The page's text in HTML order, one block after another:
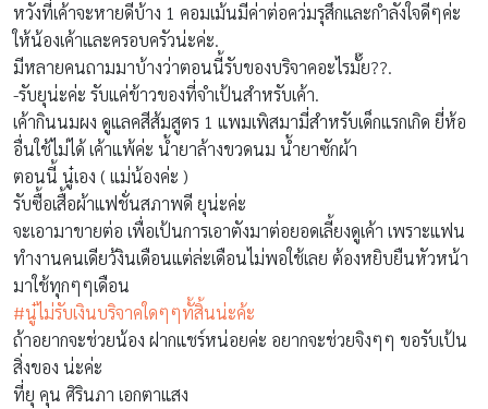
หวังที่เค้าจะหายดีบ้าง 1 คอมเม้นมีค่าต่อคว่มรุสึกและกำลังใจดีๆค่ะ
ให้น้องเค้าและครอบครัวน่ะค่ะ.
มีหลายคนถามมาบ้างว่าตอนนี้รับของบริจาคอะไรมั๊ย??.
-รับยุน่ะค่ะ รับแค่ข้าวของที่จำเป้นสำหรับเค้า.
เค้ากินนมผง ดูแลคสีส้มสูตร 1 แพมเพิสมามี่สำหรับเด็กแรกเกิด ยี่ห้อ
อื่นใช้ไม่ได้ เค้าแพ้ค่ะ น้ำยาล้างขวดนม น้ำยาซักผ้า
ตอนนี้ นู๋เอง ( แม่น้องค่ะ )
รับซื้อเสื้อผ้าแฟชั่นสภาพดี ยุน่ะค่ะ
จะเอามาขายต่อ เพื่อเป้นการเอาตังมาต่อยอดเลี้ยงดูเค้า เพราะแฟน
ทำงานคนเดียว้งินเดือนแต่ล่ะเดือนไม่พอใช้เลย ต้องหยิบยืนหัวหน้า
มาใช้ทุกๆๆเดือน
‪#‎นู๋ไม่รับเงินบริจาคใดๆๆทั้สิ้นน่ะค้ะ
ถ้าอยากจะช่วยน้อง ฝากแชร์หน่อยค่ะ อยากจะช่วยจิงๆๆ ขอรับเป้น
สิ่งของ น่ะค่ะ
ที่ยุ คุน ศิรินภา เอกตาแสง